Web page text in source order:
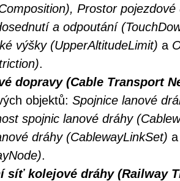
Prostor
a odpoutání
výšky (UpperAltitudeLimit) a
.
dopravy (Cable Transport
objektů: Spojnice lanové
spojnic lanové dráhy
dráhy (CablewayLinkSet)
.
síť kolejové dráhy (Railway